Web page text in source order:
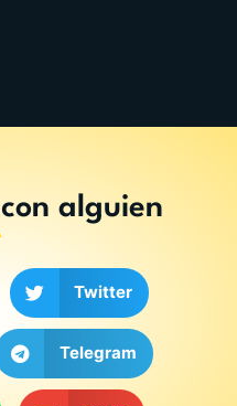
con alguien
Twitter
Telegram